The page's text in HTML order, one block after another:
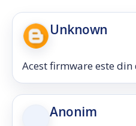
Unknown
Acest firmware este din
Anonim